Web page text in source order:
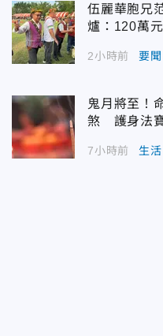
伍麗華胞兄
爐：120萬
2小時前 要聞
鬼月將至！
煞 護身法
7小時前 生活